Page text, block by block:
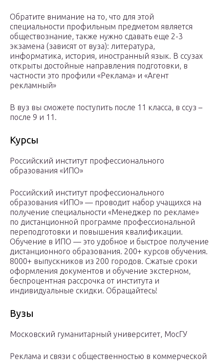
Обратите внимание на то, что для этой
специальности профильным предметом является
обществознание, также нужно сдавать еще 2-3
экзамена (зависят от вуза): литература,
информатика, история, иностранный язык. В ссузах
открыты достойные направления подготовки, в
частности это профили «Реклама» и «Агент
рекламный»
В вуз вы сможете поступить после 11 класса, в ссуз –
после 9 и 11.
Курсы
Российский институт профессионального
образования «ИПО»
Российский институт профессионального
образования «ИПО» — проводит набор учащихся на
получение специальности «Менеджер по рекламе»
по дистанционной программе профессиональной
переподготовки и повышения квалификации.
Обучение в ИПО — это удобное и быстрое получение
дистанционного образования. 200+ курсов обучения.
8000+ выпускников из 200 городов. Сжатые сроки
оформления документов и обучение экстерном,
беспроцентная рассрочка от института и
индивидуальные скидки. Обращайтесь!
Вузы
Московский гуманитарный университет, МосГУ
Реклама и связи с общественностью в коммерческой